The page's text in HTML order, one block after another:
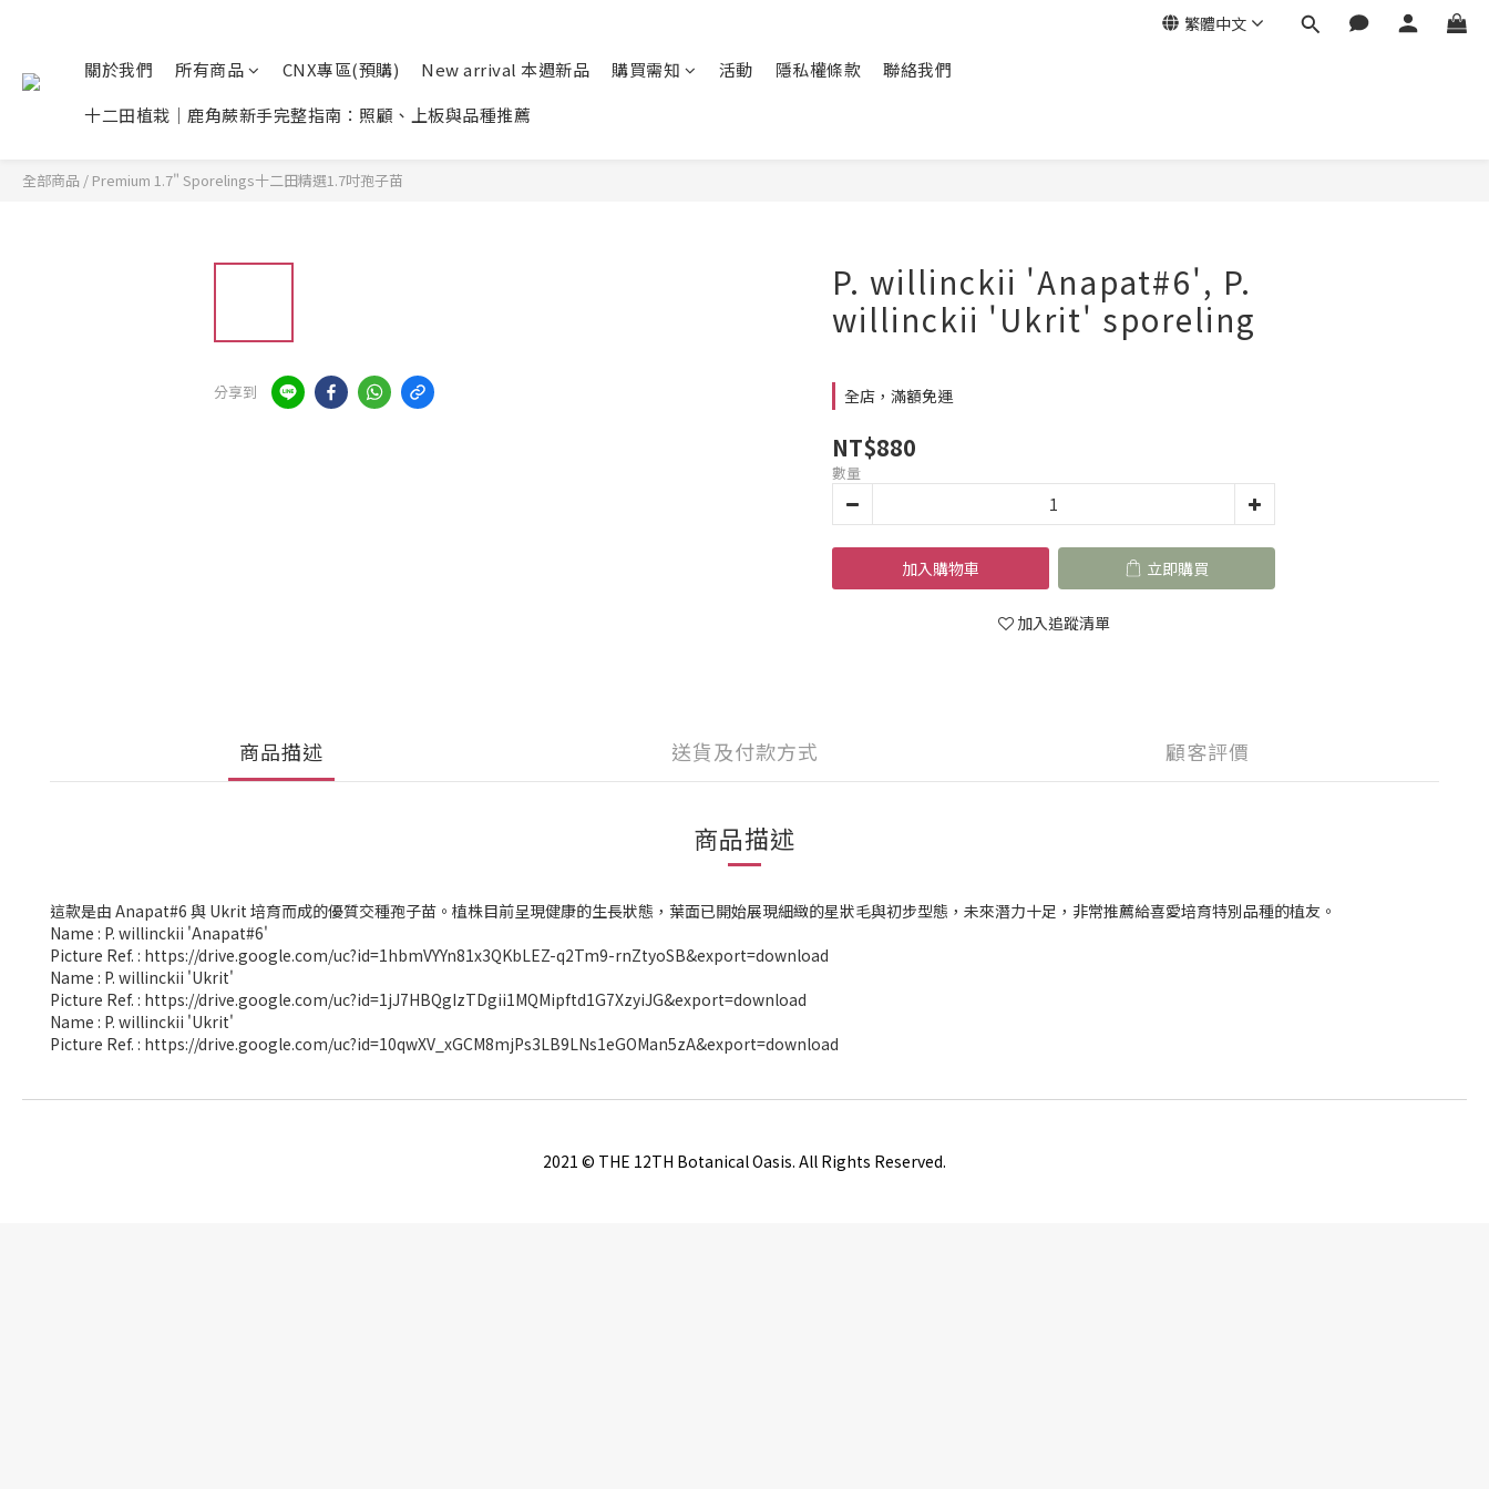
繁體中文
關於我們 所有商品 CNX專區(預購) New arrival 本週新品 購買需知 活動 隱私權條款
聯絡我們
十二田植栽｜鹿角蕨新手完整指南：照顧、上板與品種推薦
全部商品 / Premium 1.7" Sporelings十二田精選1.7吋孢子苗
分享到
P. willinckii 'Anapat#6', P.
willinckii 'Ukrit' sporeling
全店，滿額免運
NT$880
數量
加入購物車 立即購買
加入追蹤清單
商品描述 送貨及付款方式 顧客評價
商品描述
這款是由 Anapat#6 與 Ukrit 培育而成的優質交種孢子苗。植株目前呈現健康的生長狀態，葉面已開始展現細緻的星狀毛與初步型態，未來潛力十足，非常推薦給喜愛培育特別品種的植友。
Name : P. willinckii 'Anapat#6'
Picture Ref. : https://drive.google.com/uc?id=1hbmVYYn81x3QKbLEZ-q2Tm9-rnZtyoSB&export=download
Name : P. willinckii 'Ukrit'
Picture Ref. : https://drive.google.com/uc?id=1jJ7HBQgIzTDgii1MQMipftd1G7XzyiJG&export=download
Name : P. willinckii 'Ukrit'
Picture Ref. : https://drive.google.com/uc?id=10qwXV_xGCM8mjPs3LB9LNs1eGOMan5zA&export=download
2021 © THE 12TH Botanical Oasis. All Rights Reserved.